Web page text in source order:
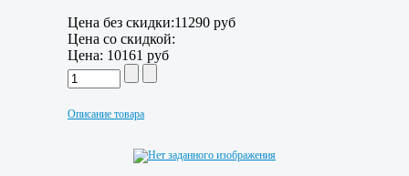
Цена без скидки:11290 руб
Цена со скидкой:
Цена: 10161 руб
Описание товара